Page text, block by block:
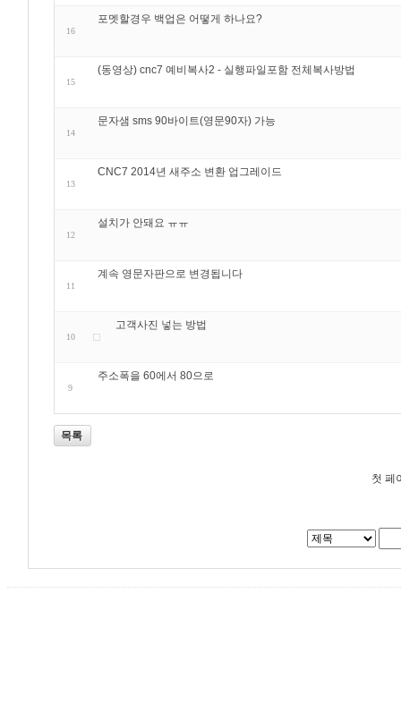
16
포멧할경우 백업은 어떻게 하나요?
15
(동영상) cnc7 예비복사2 - 실행파일포함 전체복사방법
14
문자샘 sms 90바이트(영문90자) 가능
13
CNC7 2014년 새주소 변환 업그레이드
12
설치가 안돼요 ㅠㅠ
11
계속 영문자판으로 변경됩니다
10
고객사진 넣는 방법
9
주소폭을 60에서 80으로
목록
첫 페